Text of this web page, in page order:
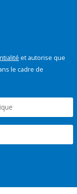
et autorise que
le cadre de